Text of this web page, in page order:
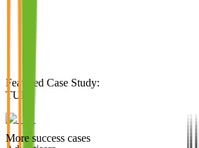
Featured Case Study:
TUI
More success cases